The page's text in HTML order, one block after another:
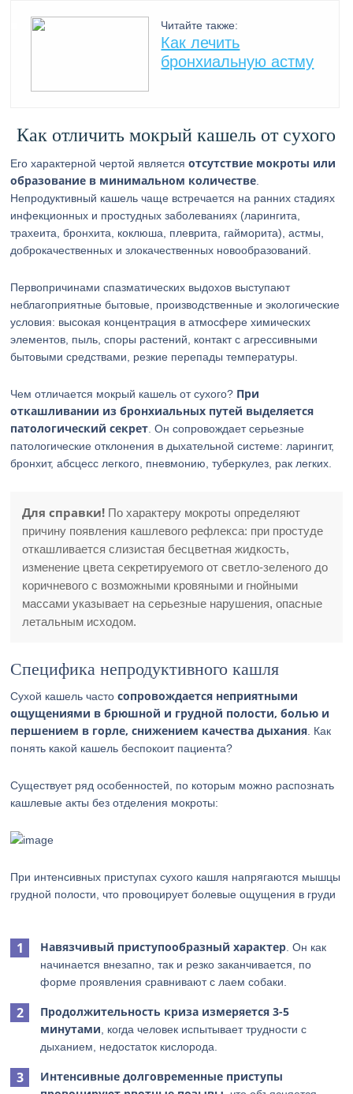
Читайте также:
Как лечить
бронхиальную астму
Как отличить мокрый кашель от сухого
Его характерной чертой являетсяотсутствие мокроты или
образование в минимальном количестве
Непродуктивный кашель чаще встречается на ранних стадиях
инфекционных и простудных заболеваниях (ларингита,
трахеита, бронхита, коклюша, плеврита, гайморита), астмы,
доброкачественных и злокачественных новообразований.
Первопричинами спазматических выдохов выступают
неблагоприятные бытовые, производственные и экологические
условия: высокая концентрация в атмосфере химических
элементов, пыль, споры растений, контакт с агрессивными
бытовыми средствами, резкие перепады температуры.
Чем отличается мокрый кашель от сухого? При
откашливании из бронхиальных путей выделяется
патологический секрет . Он сопровождает серьезные
патологические отклонения в дыхательной системе: ларингит,
бронхит, абсцесс легкого, пневмонию, туберкулез, рак легких.
Для справки! По характеру мокроты определяют
причину появления кашлевого рефлекса: при простуде
откашливается слизистая бесцветная жидкость,
изменение цвета секретируемого от светло-зеленого до
коричневого с возможными кровяными и гнойными
массами указывает на серьезные нарушения, опасные
летальным исходом.
Специфика непродуктивного кашля
Сухой кашель частосопровождается неприятными
ощущениями в брюшной и грудной полости, болью и
першением в горле, снижением качества дыхания . Как
понять какой кашель беспокоит пациента?
Существует ряд особенностей, по которым можно распознать
кашлевые акты без отделения мокроты:
При интенсивных приступах сухого кашля напрягаются мышцы
грудной полости, что провоцирует болевые ощущения в груди
Навязчивый приступообразный характер . Он как
начинается внезапно, так и резко заканчивается, по
форме проявления сравнивают с лаем собаки.
Продолжительность криза измеряется 3-5
минутами , когда человек испытывает трудности с
дыханием, недостаток кислорода.
Интенсивные долговременные приступы